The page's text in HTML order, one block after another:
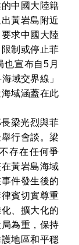
中國大陸籍
黃岩島附近
求中國大陸
制或停止菲
也宣布自5月
域交界線」
域涵蓋在此
梁光烈與菲
行會談。梁
存在任何爭
黃岩島海域
件發生後的
賓切實尊重
、擴大化的
為重，保持
地區和平穩